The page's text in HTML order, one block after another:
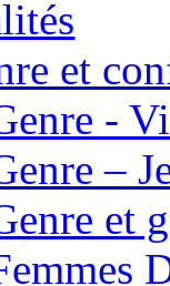
et
-
–
et